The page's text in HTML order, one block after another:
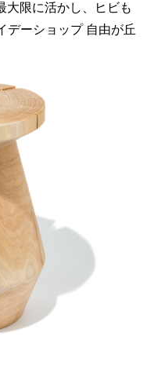
大限に活かし、ヒビも
デーショップ 自由が丘